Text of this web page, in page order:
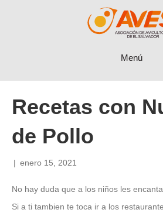
Menú
Recetas con
de Pollo
| enero 15, 2021
No hay duda que a los niños les
Si a ti tambien te toca ir a los